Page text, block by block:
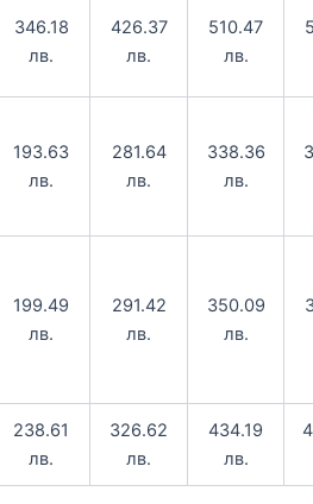
346.18
лв.
426.37
лв.
510.47
лв.
193.63
лв.
281.64
лв.
338.36
лв.
199.49
лв.
291.42
лв.
350.09
лв.
238.61
лв.
326.62
лв.
434.19
лв.